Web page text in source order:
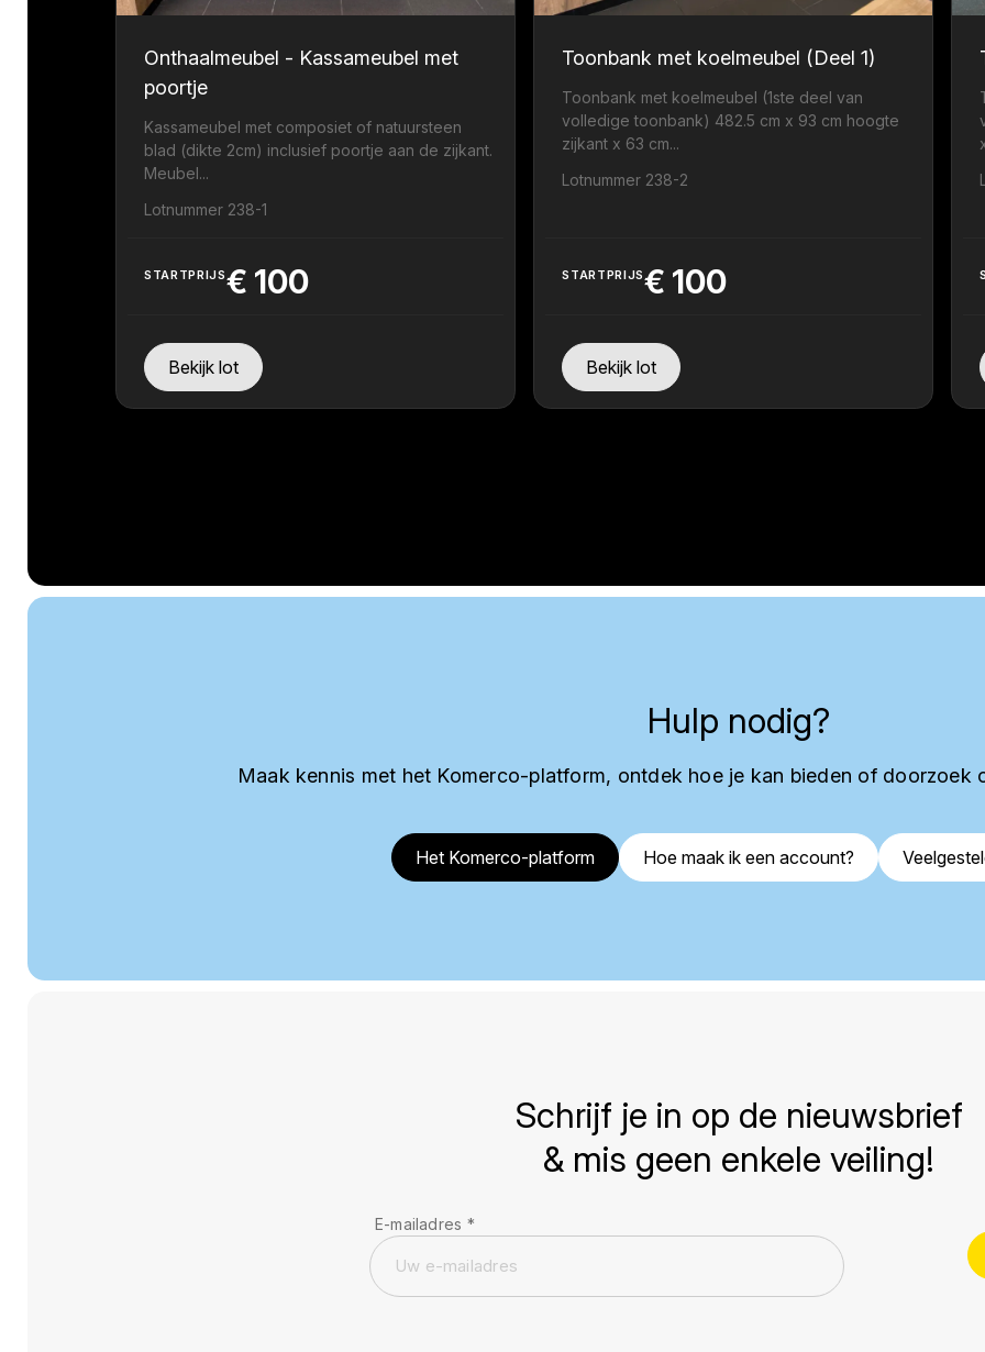
Onthaalmeubel - Kassameubel met
poortje
Kassameubel met composiet of natuursteen
blad (dikte 2cm) inclusief poortje aan de zijkant.
Meubel...
Lotnummer 238-1
STARTPRIJS€ 100
Bekijk lot
Toonbank met koelmeubel (Deel 1)
Toonbank met koelmeubel (1ste deel van
volledige toonbank) 482.5 cm x 93 cm hoogte
zijkant x 63 cm...
Lotnummer 238-2
STARTPRIJS€ 100
Bekijk lot
Hulp nodig?
Maak kennis met het Komerco-platform, ontdek hoe je kan bieden of doorzoek
Het Komerco-platform Hoe maak ik een account?
Schrijf je in op de nieuwsbrief
& mis geen enkele veiling!
E-mailadres *